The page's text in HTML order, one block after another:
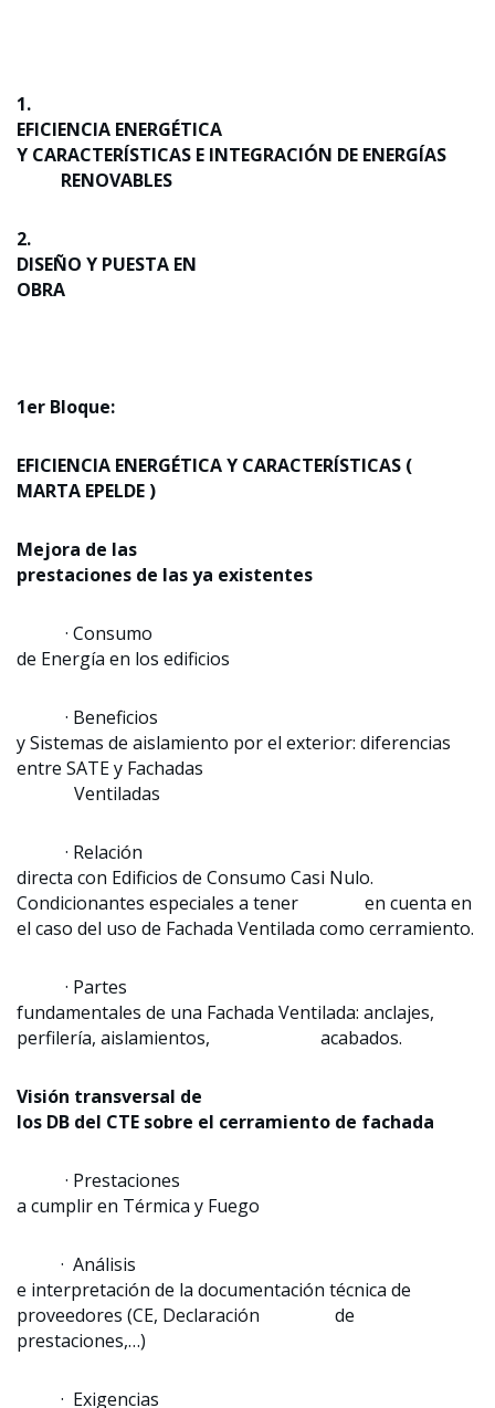
1.
EFICIENCIA ENERGÉTICA
Y CARACTERÍSTICAS E INTEGRACIÓN DE ENERGÍAS
RENOVABLES
2.
DISEÑO Y PUESTA EN
OBRA
1er Bloque:
EFICIENCIA ENERGÉTICA Y CARACTERÍSTICAS (
MARTA EPELDE )
Mejora de las
prestaciones de las ya existentes
· Consumo
de Energía en los edificios
· Beneficios
y Sistemas de aislamiento por el exterior: diferencias
entre SATE y Fachadas
Ventiladas
· Relación
directa con Edificios de Consumo Casi Nulo.
Condicionantes especiales a tener en cuenta en
el caso del uso de Fachada Ventilada como cerramiento.
· Partes
fundamentales de una Fachada Ventilada: anclajes,
perfilería, aislamientos, acabados.
Visión transversal de
los DB del CTE sobre el cerramiento de fachada
· Prestaciones
a cumplir en Térmica y Fuego
· Análisis
e interpretación de la documentación técnica de
proveedores (CE, Declaración de
prestaciones,…)
· Exigencias